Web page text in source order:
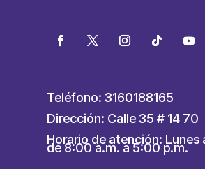
Teléfono: 3160188165
Dirección: Calle 35 # 14 70
Horario de atención: Lunes
de 8:00 a.m. a 5:00 p.m.